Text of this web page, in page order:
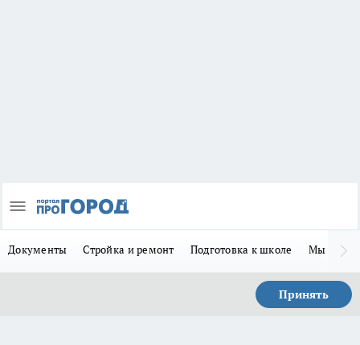
Документы Стройка и ремонт Подготовка к школе Мы в MAX
Принять